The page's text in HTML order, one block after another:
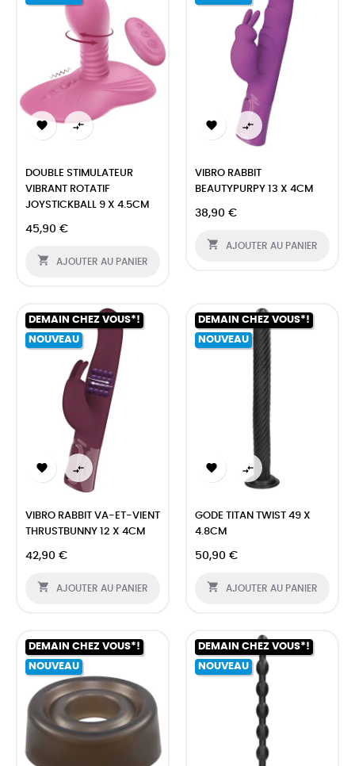
 
DOUBLE STIMULATEUR
VIBRANT ROTATIF
JOYSTICKBALL 9 X 4.5CM
45,90 €
 AJOUTER AU PANIER
 
VIBRO RABBIT
BEAUTYPURPY 13 X 4CM
38,90 €
 AJOUTER AU PANIER
DEMAIN CHEZ VOUS*!
NOUVEAU
 
VIBRO RABBIT VA-ET-VIENT
THRUSTBUNNY 12 X 4CM
42,90 €
 AJOUTER AU PANIER
DEMAIN CHEZ VOUS*!
NOUVEAU
 
GODE TITAN TWIST 49 X
4.8CM
50,90 €
 AJOUTER AU PANIER
DEMAIN CHEZ VOUS*!
NOUVEAU
DEMAIN CHEZ VOUS*!
NOUVEAU